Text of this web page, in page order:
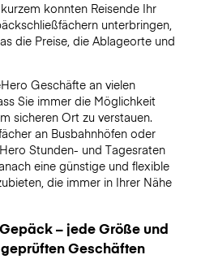
konnten Reisende Ihr
unterbringen,
die Preise, die Ablageorte und
Geschäfte an vielen
Sie immer die Möglichkeit
sicheren Ort zu verstauen.
an Busbahnhöfen oder
Stunden- und Tagesraten
eine günstige und flexible
die immer in Ihrer Nähe
– jede Größe und
Geschäften